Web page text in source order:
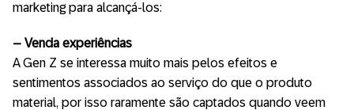
marketing para alcançá-los:
– Venda experiências
A Gen Z se interessa muito mais pelos efeitos e
sentimentos associados ao serviço do que o produto
material, por isso raramente são captados quando veem